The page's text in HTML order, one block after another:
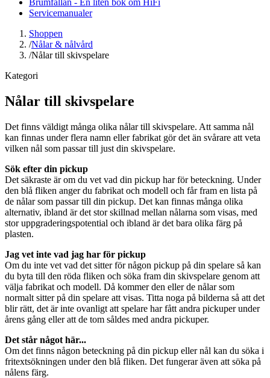
Servicemanualer
Shoppen
/Nålar & nålvård
/Nålar till skivspelare
Kategori
Nålar till skivspelare
Det finns väldigt många olika nålar till skivspelare. Att samma nål
kan finnas under flera namn eller fabrikat gör det än svårare att veta
vilken nål som passar till just din skivspelare.
Sök efter din pickup
Det säkraste är om du vet vad din pickup har för beteckning. Under
den blå fliken anger du fabrikat och modell och får fram en lista på
de nålar som passar till din pickup. Det kan finnas många olika
alternativ, ibland är det stor skillnad mellan nålarna som visas, med
stor uppgraderingspotential och ibland är det bara olika färg på
plasten.
Jag vet inte vad jag har för pickup
Om du inte vet vad det sitter för någon pickup på din spelare så kan
du byta till den röda fliken och söka fram din skivspelare genom att
välja fabrikat och modell. Då kommer den eller de nålar som
normalt sitter på din spelare att visas. Titta noga på bilderna så att det
blir rätt, det är inte ovanligt att spelare har fått andra pickuper under
årens gång eller att de tom såldes med andra pickuper.
Det står något här...
Om det finns någon beteckning på din pickup eller nål kan du söka i
fritextsökningen under den blå fliken. Det fungerar även att söka på
nålens färg.